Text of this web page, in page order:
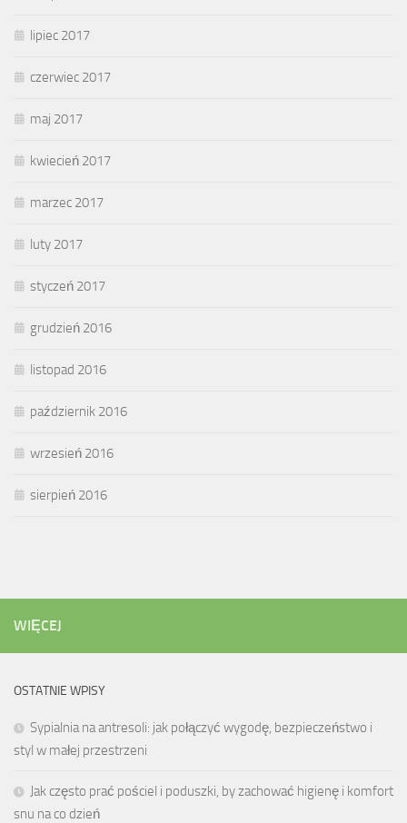
lipiec 2017
czerwiec 2017
maj 2017
kwiecień 2017
marzec 2017
luty 2017
styczeń 2017
grudzień 2016
listopad 2016
październik 2016
wrzesień 2016
sierpień 2016
WIĘCEJ
OSTATNIE WPISY
Sypialnia na antresoli: jak połączyć wygodę, bezpieczeństwo i
styl w małej przestrzeni
Jak często prać pościel i poduszki, by zachować higienę i komfort
snu na co dzień